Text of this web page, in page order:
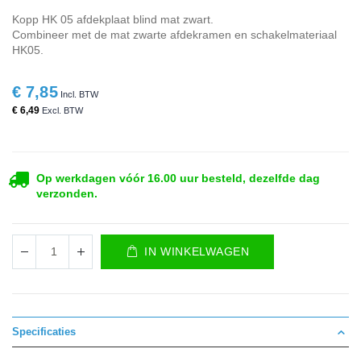
de
afbeeldingen-
gallerij
Kopp HK 05 afdekplaat blind mat zwart.
Combineer met de mat zwarte afdekramen en schakelmateriaal
HK05.
€ 7,85
€ 6,49
Op werkdagen vóór 16.00 uur besteld, dezelfde dag
verzonden.
IN WINKELWAGEN
Specificaties